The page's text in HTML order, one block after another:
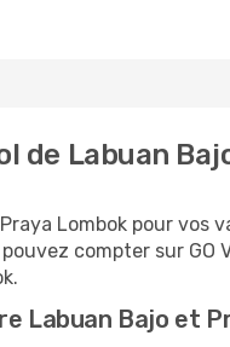
de Labuan
Lombok pour
compter sur
Labuan Bajo et